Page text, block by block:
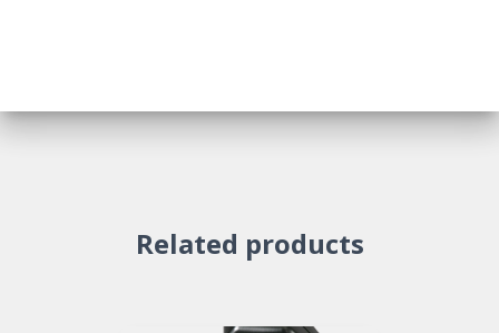
Related products